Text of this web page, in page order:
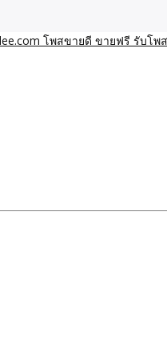
น ที่ดิน อสั
น อสังหา รับโพสต์ประกาศขาย